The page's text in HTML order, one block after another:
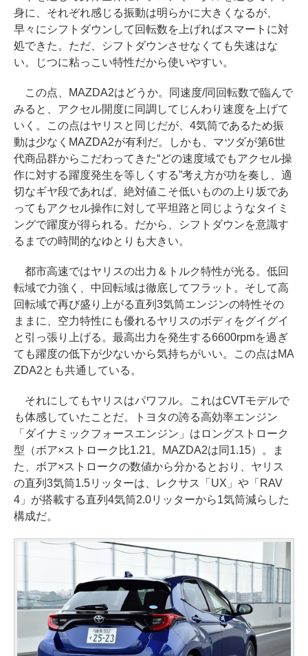
身に、それぞれ感じる振動は明らかに大きくなるが、
早々にシフトダウンして回転数を上げればスマートに対
処できた。ただ、シフトダウンさせなくても失速はな
い。じつに粘っこい特性だから使いやすい。
この点、MAZDA2はどうか。同速度/同回転数で臨んで
みると、アクセル開度に同調してじんわり速度を上げて
いく。この点はヤリスと同じだが、4気筒であるため振
動は少なくMAZDA2が有利だ。しかも、マツダが第6世
代商品群からこだわってきた“どの速度域でもアクセル操
作に対する躍度発生を等しくする”考え方が功を奏し、適
切なギヤ段であれば、絶対値こそ低いものの上り坂であ
ってもアクセル操作に対して平坦路と同じようなタイミ
ングで躍度が得られる。だから、シフトダウンを意識す
るまでの時間的なゆとりも大きい。
都市高速ではヤリスの出力＆トルク特性が光る。低回
転域で力強く、中回転域は徹底してフラット。そして高
回転域で再び盛り上がる直列3気筒エンジンの特性その
ままに、空力特性にも優れるヤリスのボディをグイグイ
と引っ張り上げる。最高出力を発生する6600rpmを過ぎ
ても躍度の低下が少ないから気持ちがいい。この点はMA
ZDA2とも共通している。
それにしてもヤリスはパワフル。これはCVTモデルで
も体感していたことだ。トヨタの誇る高効率エンジン
「ダイナミックフォースエンジン」はロングストローク
型（ボア×ストローク比1.21。MAZDA2は同1.15）。ま
た、ボア×ストロークの数値から分かるとおり、ヤリス
の直列3気筒1.5リッターは、レクサス「UX」や「RAV
4」が搭載する直列4気筒2.0リッターから1気筒減らした
構成だ。